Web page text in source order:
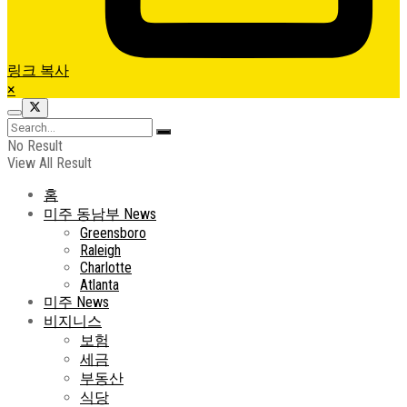
링크 복사
×
No Result
View All Result
홈
미주 동남부 News
Greensboro
Raleigh
Charlotte
Atlanta
미주 News
비지니스
보험
세금
부동산
식당